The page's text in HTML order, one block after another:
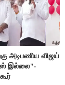
அடிபணிய விஜய்
இல்லை"-